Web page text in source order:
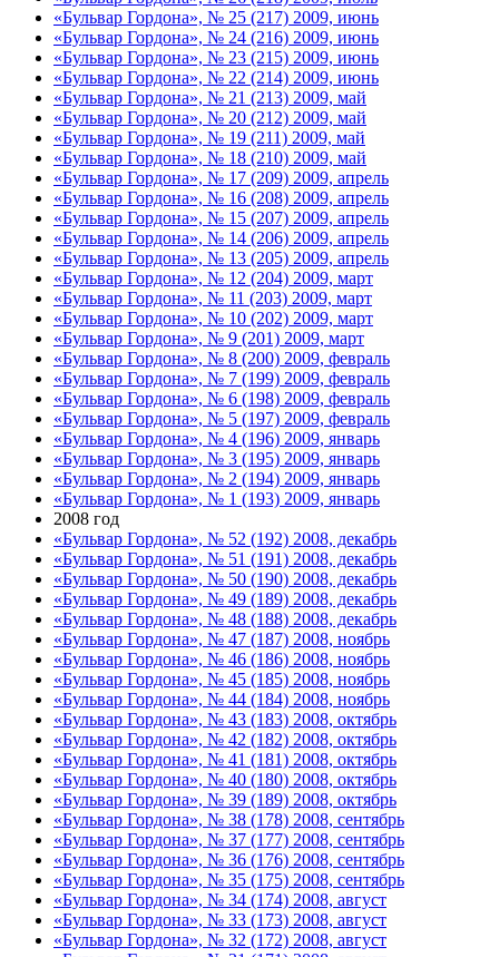
«Бульвар Гордона», № 25 (217) 2009, июнь
«Бульвар Гордона», № 24 (216) 2009, июнь
«Бульвар Гордона», № 23 (215) 2009, июнь
«Бульвар Гордона», № 22 (214) 2009, июнь
«Бульвар Гордона», № 21 (213) 2009, май
«Бульвар Гордона», № 20 (212) 2009, май
«Бульвар Гордона», № 19 (211) 2009, май
«Бульвар Гордона», № 18 (210) 2009, май
«Бульвар Гордона», № 17 (209) 2009, апрель
«Бульвар Гордона», № 16 (208) 2009, апрель
«Бульвар Гордона», № 15 (207) 2009, апрель
«Бульвар Гордона», № 14 (206) 2009, апрель
«Бульвар Гордона», № 13 (205) 2009, апрель
«Бульвар Гордона», № 12 (204) 2009, март
«Бульвар Гордона», № 11 (203) 2009, март
«Бульвар Гордона», № 10 (202) 2009, март
«Бульвар Гордона», № 9 (201) 2009, март
«Бульвар Гордона», № 8 (200) 2009, февраль
«Бульвар Гордона», № 7 (199) 2009, февраль
«Бульвар Гордона», № 6 (198) 2009, февраль
«Бульвар Гордона», № 5 (197) 2009, февраль
«Бульвар Гордона», № 4 (196) 2009, январь
«Бульвар Гордона», № 3 (195) 2009, январь
«Бульвар Гордона», № 2 (194) 2009, январь
«Бульвар Гордона», № 1 (193) 2009, январь
2008 год
«Бульвар Гордона», № 52 (192) 2008, декабрь
«Бульвар Гордона», № 51 (191) 2008, декабрь
«Бульвар Гордона», № 50 (190) 2008, декабрь
«Бульвар Гордона», № 49 (189) 2008, декабрь
«Бульвар Гордона», № 48 (188) 2008, декабрь
«Бульвар Гордона», № 47 (187) 2008, ноябрь
«Бульвар Гордона», № 46 (186) 2008, ноябрь
«Бульвар Гордона», № 45 (185) 2008, ноябрь
«Бульвар Гордона», № 44 (184) 2008, ноябрь
«Бульвар Гордона», № 43 (183) 2008, октябрь
«Бульвар Гордона», № 42 (182) 2008, октябрь
«Бульвар Гордона», № 41 (181) 2008, октябрь
«Бульвар Гордона», № 40 (180) 2008, октябрь
«Бульвар Гордона», № 39 (189) 2008, октябрь
«Бульвар Гордона», № 38 (178) 2008, сентябрь
«Бульвар Гордона», № 37 (177) 2008, сентябрь
«Бульвар Гордона», № 36 (176) 2008, сентябрь
«Бульвар Гордона», № 35 (175) 2008, сентябрь
«Бульвар Гордона», № 34 (174) 2008, август
«Бульвар Гордона», № 33 (173) 2008, август
«Бульвар Гордона», № 32 (172) 2008, август